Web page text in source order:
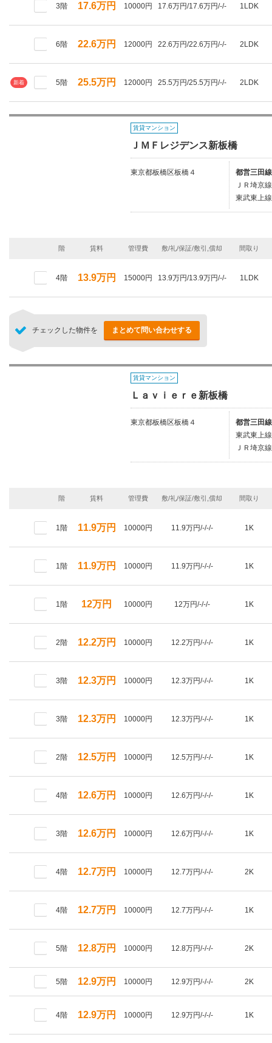
3階 17.6万円 10000円 17.6万円/17.6万円/-/- 1LDK
6階 22.6万円 12000円 22.6万円/22.6万円/-/- 2LDK
新着 5階 25.5万円 12000円 25.5万円/25.5万円/-/- 2LDK
賃貸マンション
ＪＭＦレジデンス新板橋
東京都板橋区板橋４
都営三田
ＪＲ埼京
東武東上
階 賃料 管理費 敷/礼/保証/敷引,償却 間取り
4階 13.9万円 15000円 13.9万円/13.9万円/-/- 1LDK
チェックした物件を まとめて問い合わせする
賃貸マンション
Ｌａｖｉｅｒｅ新板橋
東京都板橋区板橋４
都営三田
東武東上
ＪＲ埼京
階 賃料 管理費 敷/礼/保証/敷引,償却 間取り
1階 11.9万円 10000円 11.9万円/-/-/- 1K
1階 11.9万円 10000円 11.9万円/-/-/- 1K
1階 12万円 10000円 12万円/-/-/- 1K
2階 12.2万円 10000円 12.2万円/-/-/- 1K
3階 12.3万円 10000円 12.3万円/-/-/- 1K
3階 12.3万円 10000円 12.3万円/-/-/- 1K
2階 12.5万円 10000円 12.5万円/-/-/- 1K
4階 12.6万円 10000円 12.6万円/-/-/- 1K
3階 12.6万円 10000円 12.6万円/-/-/- 1K
4階 12.7万円 10000円 12.7万円/-/-/- 2K
4階 12.7万円 10000円 12.7万円/-/-/- 1K
5階 12.8万円 10000円 12.8万円/-/-/- 2K
5階 12.9万円 10000円 12.9万円/-/-/- 2K
4階 12.9万円 10000円 12.9万円/-/-/- 1K